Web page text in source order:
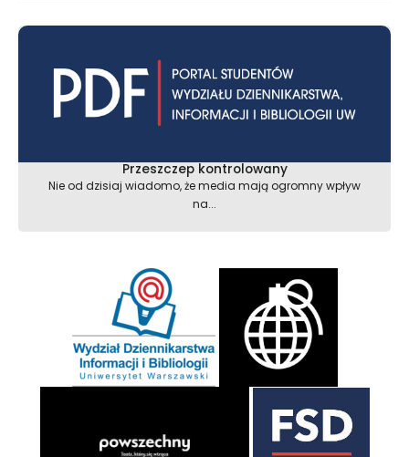
Przeszczep kontrolowany
Nie od dzisiaj wiadomo, że media mają ogromny wpływ
na...